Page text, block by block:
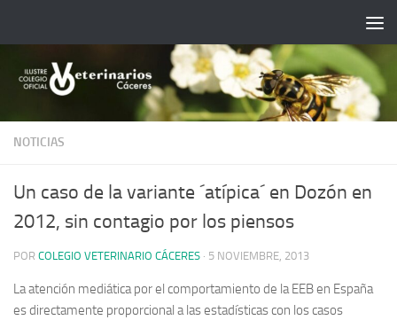
NOTICIAS
Un caso de la variante ´atípica´ en Dozón en
2012, sin contagio por los piensos
POR COLEGIO VETERINARIO CÁCERES · 5 NOVIEMBRE, 2013
La atención mediática por el comportamiento de la EEB en España
es directamente proporcional a las estadísticas con los casos